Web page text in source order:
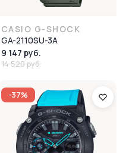
CASIO G-SHOCK
GA-2110SU-3A
9 147 руб.
14 520 руб.
-37%